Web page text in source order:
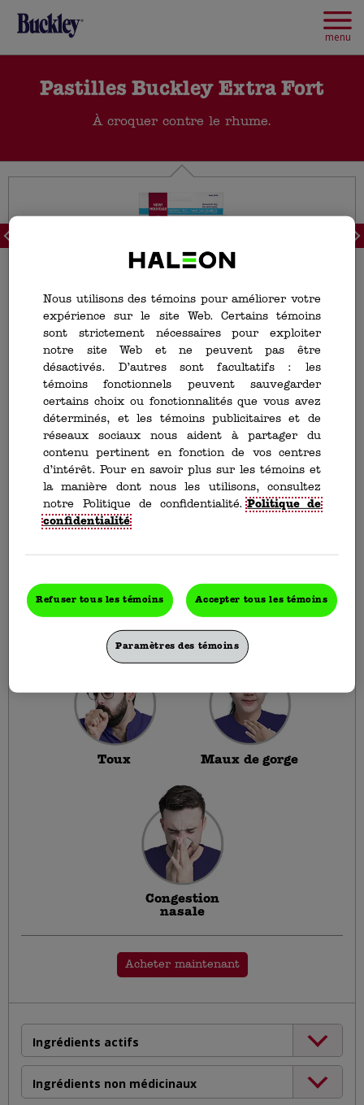
to
main
menu
Pastilles Buckley Extra Fort
À croquer contre le rhume.
Pastilles Buckley Extra Fort –
Explosion mentholée
Les maux de gorge détestent nos pastilles. Ça
craint d'être à leur place.
Offert en emballage de 30 pastilles.
Surprenez votre mal de gorge avec un soulagement
« explosif ». Obtenez un soulagement temporaire du
grâce aux Pastilles Buckley Extra Fort – Explosion
Mentholée.
Toux Maux de gorge
Congestion
nasale
Acheter maintenant
Ingrédients actifs
Ingrédients non médicinaux
Nous utilisons des témoins pour améliorer votre
expérience sur le site Web. Certains témoins
sont strictement nécessaires pour exploiter
notre site Web et ne peuvent pas être
désactivés. D’autres sont facultatifs : les
témoins fonctionnels peuvent sauvegarder
certains choix ou fonctionnalités que vous avez
déterminés, et les témoins publicitaires et de
réseaux sociaux nous aident à partager du
contenu pertinent en fonction de vos centres
d’intérêt. Pour en savoir plus sur les témoins et
la manière dont nous les utilisons, consultez
notre Politique de confidentialité. Politique de
confidentialité
Refuser tous les témoins Accepter tous les témoins
Paramètres des témoins